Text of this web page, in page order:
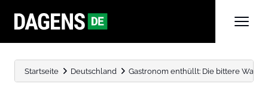
Startseite Deutschland Gastronom enthüllt: Die bittere